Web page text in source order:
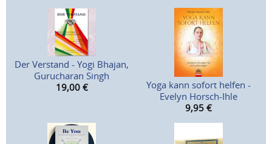
Der Verstand - Yogi Bhajan,
Gurucharan Singh
19,00 €
Yoga kann sofort helfen -
Evelyn Horsch-Ihle
9,95 €